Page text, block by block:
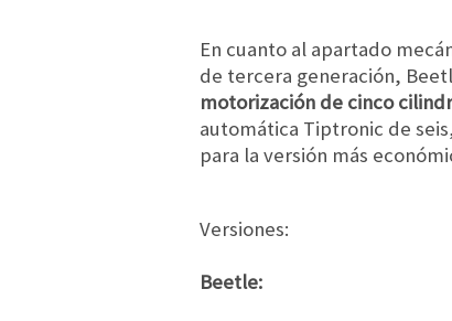
En cuanto al apartado
de tercera generación,
motorización de cinco
automática Tiptronic de
para la versión más
Versiones:
Beetle: